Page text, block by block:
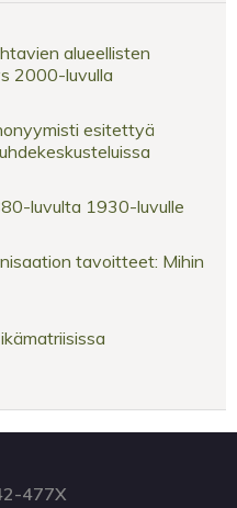
alueellisten
2000-luvulla
esitettyä
luvulta 1930-luvulle
tavoitteet: Mihin
477X